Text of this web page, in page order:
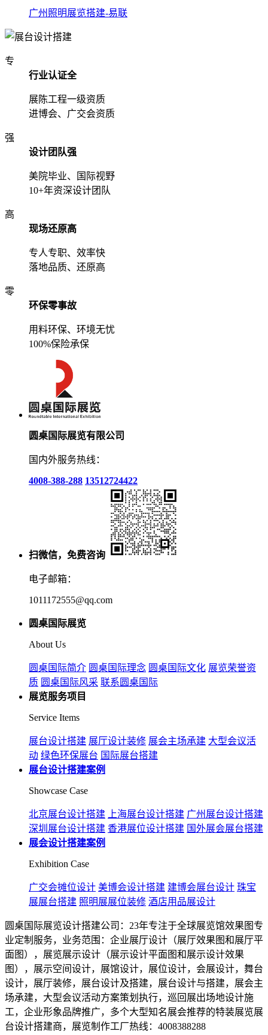
广州照明展览搭建-易联
专
行业认证全
展陈工程一级资质
进博会、广交会资质
强
设计团队强
美院毕业、国际视野
10+年资深设计团队
高
现场还原高
专人专职、效率快
落地品质、还原高
零
环保零事故
用料环保、环境无忧
100%保险承保
圆桌国际展览有限公司
国内外服务热线：
4008-388-288 13512724422
扫微信，免费咨询
电子邮箱：
1011172555@qq.com
圆桌国际展览
About Us
圆桌国际简介 圆桌国际理念 圆桌国际文化 展览荣誉资
质 圆桌国际风采 联系圆桌国际
展览服务项目
Service Items
展台设计搭建 展厅设计装修 展会主场承建 大型会议活
动 绿色环保展台 国际展台搭建
展台设计搭建案例
Showcase Case
北京展台设计搭建 上海展台设计搭建 广州展台设计搭建
深圳展台设计搭建 香港展位设计搭建 国外展会展台搭建
展会设计搭建案例
Exhibition Case
广交会摊位设计 美博会设计搭建 建博会展台设计 珠宝
展展台搭建 照明展展位装修 酒店用品展设计
圆桌国际展览设计搭建公司：23年专注于全球展览馆效果图专
业定制服务，业务范围：企业展厅设计（展厅效果图和展厅平
面图），展览展示设计（展示设计平面图和展示设计效果
图），展示空间设计，展馆设计，展位设计，会展设计，舞台
设计，展厅装修，展台设计及搭建，展台设计与搭建，展会主
场承建，大型会议活动方案策划执行，巡回展出场地设计施
工，企业形象品牌推广，多个大型知名展会推荐的特装展览展
台设计搭建商，展览制作工厂热线：4008388288